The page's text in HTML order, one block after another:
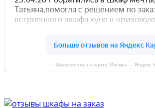
Шкаф мечты на карте Москвы — Яндекс